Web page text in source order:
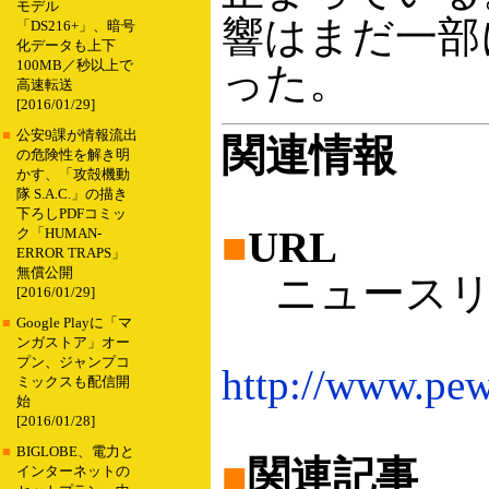
モデル
「DS216+」、暗号
化データも上下
100MB／秒以上で
高速転送
[2016/01/29]
■ 公安9課が情報流出
の危険性を解き明
かす、「攻殻機動
隊 S.A.C.」の描き
下ろしPDFコミッ
ク「HUMAN-
ERROR TRAPS」
無償公開
[2016/01/29]
■ Google Playに「マ
ンガストア」オー
プン、ジャンプコ
ミックスも配信開
始
[2016/01/28]
■ BIGLOBE、電力と
インターネットの
響はまだ一
った。
関連情報
■URL
ニュースリ
http://
■関連記事